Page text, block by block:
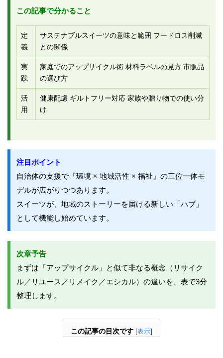
この記事で分かること
定
義
サステナブルスイーツの意味と範囲 フードロス削減
との関係
実
践
家庭でのアップサイクル術 材料ラベルの見方 市販品
の選び方
活
用
健康配慮 ギルトフリー対応 家族や贈り物での使い分
け
注目ポイント
自治体の支援で『環境 × 地域活性 × 福祉』の三位一体モ
デルが広がりつつあります。
スイーツが、地域のストーリーを届ける新しい「ハブ」
として機能し始めています。
次章予告
まずは「アップサイクル」と似て非なる概念（リサイク
ル／リユース／リメイク／エシカル）の違いを、表で3分
整理します。
この記事の目次です [表示]